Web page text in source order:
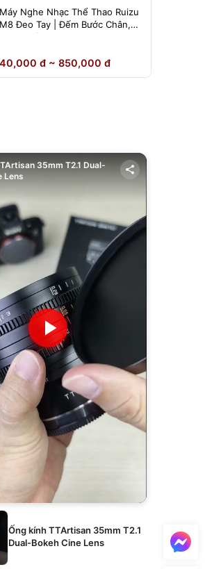
Máy Nghe Nhạc Thể Thao Ruizu
M8 Đeo Tay | Đếm Bước Chân,
Loa Ngoài
40,000 đ ~ 850,000 đ
35mm T2.1 Dual-
Lens
Ống kính TTArtisan 35mm T2.1
Dual-Bokeh Cine Lens